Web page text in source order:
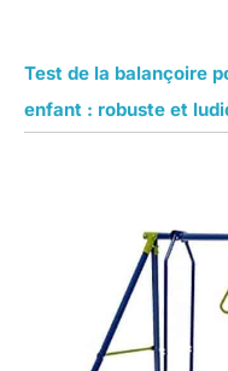
Test de la balançoire
enfant : robuste et